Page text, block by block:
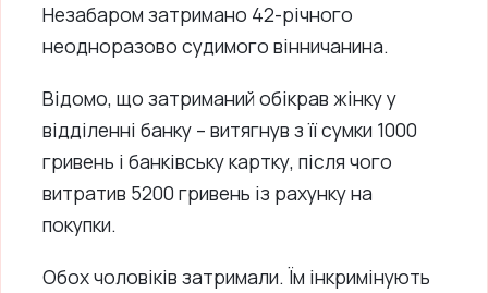
Незабаром затримано 42-річного
неодноразово судимого вінничанина.
Відомо, що затриманий обікрав жінку у
відділенні банку – витягнув з її сумки 1000
гривень і банківську картку, після чого
витратив 5200 гривень із рахунку на
покупки.
Обох чоловіків затримали. Їм інкримінують